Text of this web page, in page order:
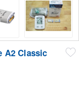
A2 Classic